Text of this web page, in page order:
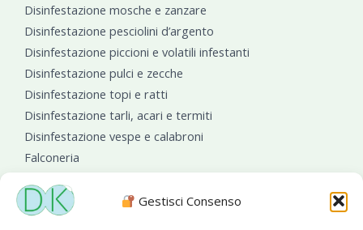
Gestisci Consenso
Disinfestazione mosche e zanzare
Disinfestazione pesciolini d’argento
Disinfestazione piccioni e volatili infestanti
Disinfestazione pulci e zecche
Disinfestazione topi e ratti
Disinfestazione tarli, acari e termiti
Disinfestazione vespe e calabroni
Falconeria